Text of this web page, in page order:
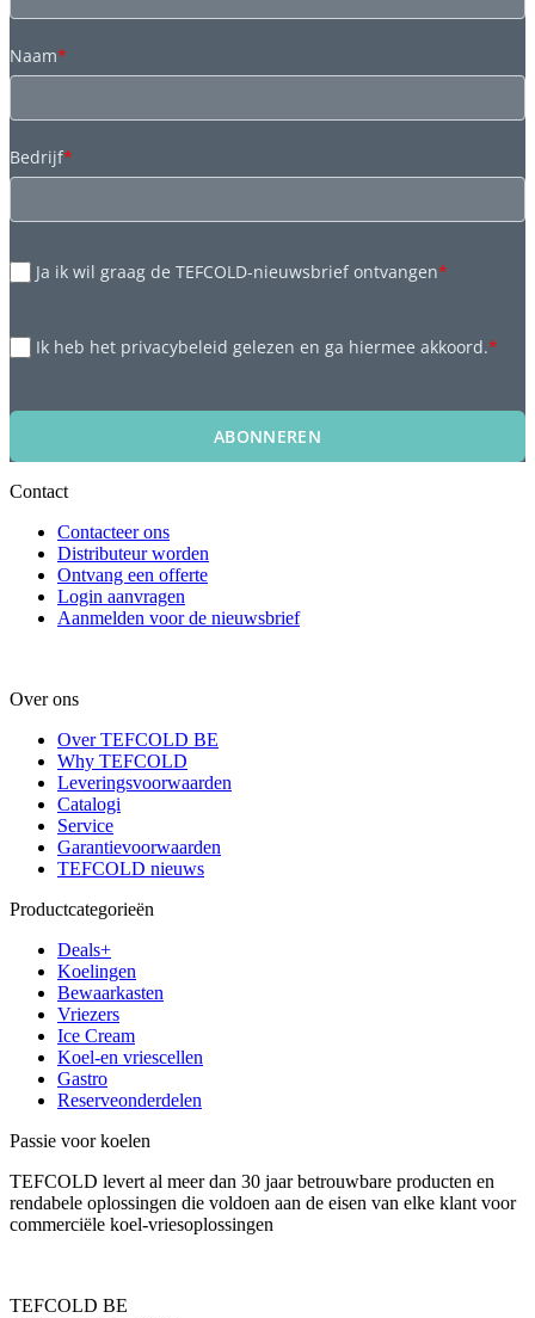
Naam*
Bedrijf*
Ja ik wil graag de TEFCOLD-nieuwsbrief ontvangen*
Ik heb het privacybeleid gelezen en ga hiermee akkoord.*
ABONNEREN
Contact
Contacteer ons
Distributeur worden
Ontvang een offerte
Login aanvragen
Aanmelden voor de nieuwsbrief
Over ons
Over TEFCOLD BE
Why TEFCOLD
Leveringsvoorwaarden
Catalogi
Service
Garantievoorwaarden
TEFCOLD nieuws
Productcategorieën
Deals+
Koelingen
Bewaarkasten
Vriezers
Ice Cream
Koel-en vriescellen
Gastro
Reserveonderdelen
Passie voor koelen
TEFCOLD levert al meer dan 30 jaar betrouwbare producten en
rendabele oplossingen die voldoen aan de eisen van elke klant voor
commerciële koel-vriesoplossingen
TEFCOLD BE